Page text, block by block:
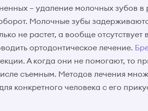
– удаление молочных зубов в
Молочные зубы
не растет, а вообще отсутствует
ортодонтическое лечение.
А когда они не помогают, то
съемным. Методов лечения
конкретного человека с его